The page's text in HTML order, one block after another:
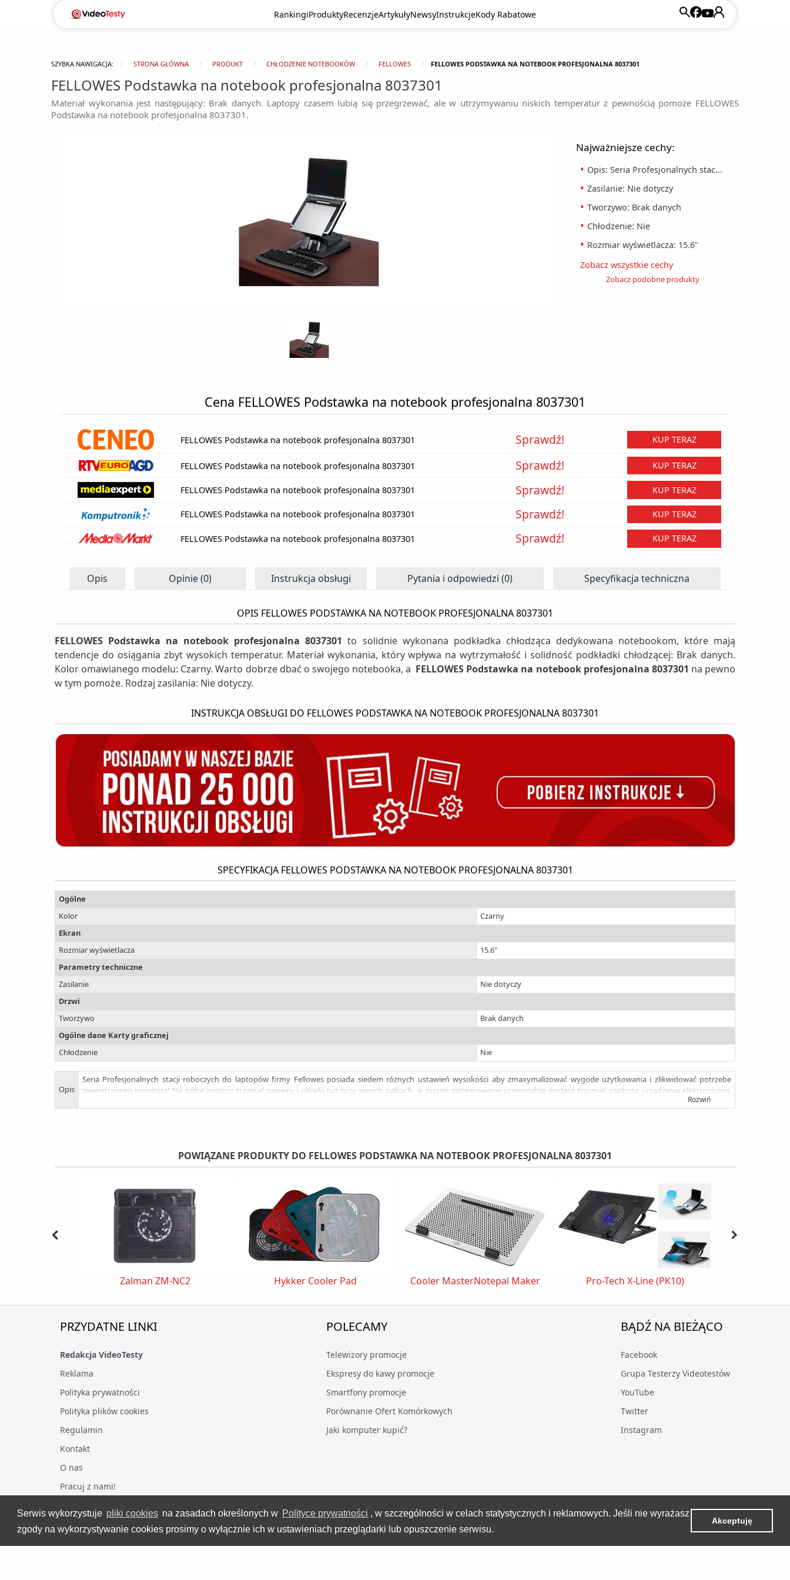
Serwis wykorzystuje pliki cookies na zasadach określonych w Polityce prywatności , w szczególności w celach statystycznych i reklamowych. Jeśli nie wyrażasz
zgody na wykorzystywanie cookies prosimy o wyłącznie ich w ustawieniach przeglądarki lub opuszczenie serwisu.
Akceptuję
RankingiProduktyRecenzjeArtykułyNewsyInstrukcjeKody Rabatowe
SZYBKA NAWIGACJA: STRONA GŁÓWNA PRODUKT CHŁODZENIE NOTEBOOKÓW FELLOWES FELLOWES PODSTAWKA NA NOTEBOOK PROFESJONALNA 8037301
FELLOWES Podstawka na notebook profesjonalna 8037301
Materiał wykonania jest następujący: Brak danych. Laptopy czasem lubią się przegrzewać, ale w utrzymywaniu niskich temperatur z pewnością pomoże FELLOWES
Podstawka na notebook profesjonalna 8037301.
Najważniejsze cechy:
Opis: Seria Profesjonalnych stac...
Zasilanie: Nie dotyczy
Tworzywo: Brak danych
Chłodzenie: Nie
Rozmiar wyświetlacza: 15.6"
Zobacz wszystkie cechy
Zobacz podobne produkty
Cena FELLOWES Podstawka na notebook profesjonalna 8037301
FELLOWES Podstawka na notebook profesjonalna 8037301 Sprawdź! KUP TERAZ
FELLOWES Podstawka na notebook profesjonalna 8037301 Sprawdź! KUP TERAZ
FELLOWES Podstawka na notebook profesjonalna 8037301 Sprawdź! KUP TERAZ
FELLOWES Podstawka na notebook profesjonalna 8037301 Sprawdź! KUP TERAZ
FELLOWES Podstawka na notebook profesjonalna 8037301 Sprawdź! KUP TERAZ
Opis Opinie (0) Instrukcja obsługi Pytania i odpowiedzi (0) Specyfikacja techniczna
OPIS FELLOWES PODSTAWKA NA NOTEBOOK PROFESJONALNA 8037301
FELLOWES Podstawka na notebook profesjonalna 8037301 to solidnie wykonana podkładka chłodząca dedykowana notebookom, które mają
tendencje do osiągania zbyt wysokich temperatur. Materiał wykonania, który wpływa na wytrzymałość i solidność podkładki chłodzącej: Brak danych.
Kolor omawianego modelu: Czarny. Warto dobrze dbać o swojego notebooka, a FELLOWES Podstawka na notebook profesjonalna 8037301 na pewno
w tym pomoże. Rodzaj zasilania: Nie dotyczy.
INSTRUKCJA OBSŁUGI DO FELLOWES PODSTAWKA NA NOTEBOOK PROFESJONALNA 8037301
SPECYFIKACJA FELLOWES PODSTAWKA NA NOTEBOOK PROFESJONALNA 8037301
Ogólne
Kolor
Czarny
Ekran
Rozmiar wyświetlacza
15.6"
Parametry techniczne
Zasilanie
Nie dotyczy
Drzwi
Tworzywo
Brak danych
Ogólne dane Karty graficznej
Chłodzenie
Nie
Opis
Seria Profesjonalnych stacji roboczych do laptopów firmy Fellowes posiada siedem różnych ustawień wysokości aby zmaxymalizować wygode użytkowania i zlikwidować potrzebe
zewnętrznego monitora! Na półce możesz trzymać papiery i ołówki tuż przy swoich palcach, w niższej zintegrowanej przegrodzie możesz trzymać osobiste urządzenia elektroniczne.
Podstawka obraca się o 360° po to aby był łatwiejszy dostęp. Kabel systemowy zawiera hub USB lub replikator(niewłączony do zestawu). Specjalna zewnętrzna klawiatura pozwala na
Rozwiń
POWIĄZANE PRODUKTY DO FELLOWES PODSTAWKA NA NOTEBOOK PROFESJONALNA 8037301
Zalman ZM-NC2 Hykker Cooler Pad Cooler MasterNotepal Maker Pro-Tech X-Line (PK10)
PRZYDATNE LINKI
Redakcja VideoTesty
Reklama
Polityka prywatności
Polityka plików cookies
Regulamin
Kontakt
O nas
Pracuj z nami!
POLECAMY
Telewizory promocje
Ekspresy do kawy promocje
Smartfony promocje
Porównanie Ofert Komórkowych
Jaki komputer kupić?
BĄDŹ NA BIEŻĄCO
Facebook
Grupa Testerzy Videotestów
YouTube
Twitter
Instagram
VideoTesty.pl Wszelkie prawa zastrzeżone
Wygenerowano 06 sierpnia 2026 roku